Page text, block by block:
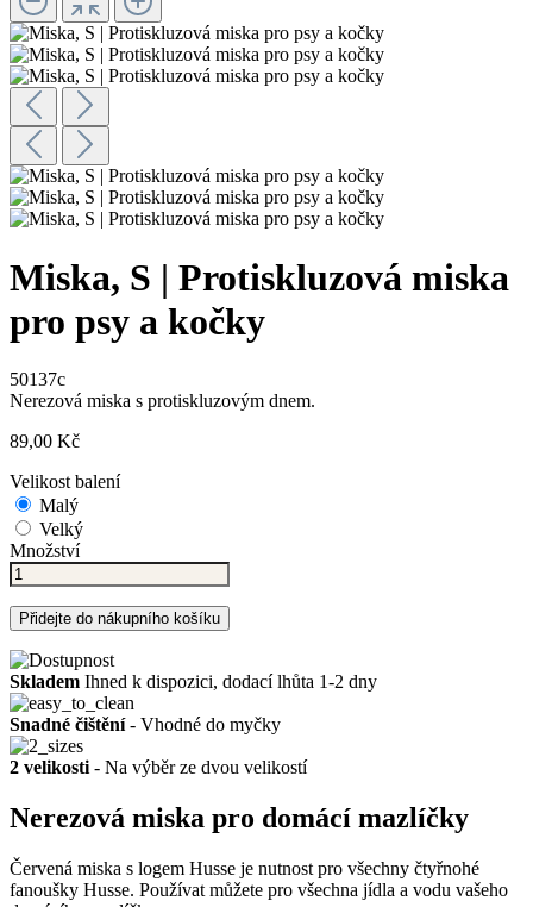
Miska, S | Protiskluzová miska
pro psy a kočky
50137c
Nerezová miska s protiskluzovým dnem.
89,00 Kč
Velikost balení
Malý
Velký
Množství
Přidejte do nákupního košíku
Skladem Ihned k dispozici, dodací lhůta 1-2 dny
Snadné čištění- Vhodné do myčky
2 velikosti - Na výběr ze dvou velikostí
Nerezová miska pro domácí mazlíčky
Červená miska s logem Husse je nutnost pro všechny čtyřnohé
fanoušky Husse. Používat můžete pro všechna jídla a vodu vašeho